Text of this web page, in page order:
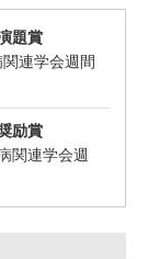
題賞
連学会週間
励賞
関連学会週